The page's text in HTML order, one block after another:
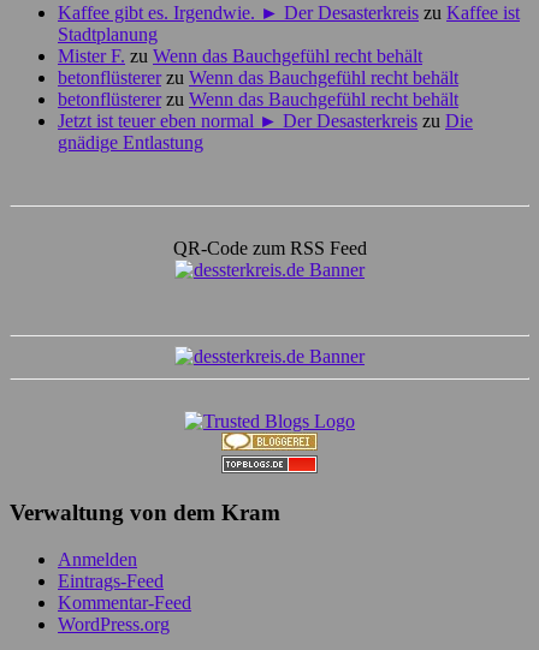
Kaffee gibt es. Irgendwie. ► Der Desasterkreis zu Kaffee ist
Stadtplanung
Mister F. zu Wenn das Bauchgefühl recht behält
betonflüstererzu Wenn das Bauchgefühl recht behält
betonflüstererzu Wenn das Bauchgefühl recht behält
Jetzt ist teuer eben normal ► Der Desasterkreis zu Die
gnädige Entlastung
QR-Code zum RSS Feed
Verwaltung von dem Kram
Anmelden
Eintrags-Feed
Kommentar-Feed
WordPress.org